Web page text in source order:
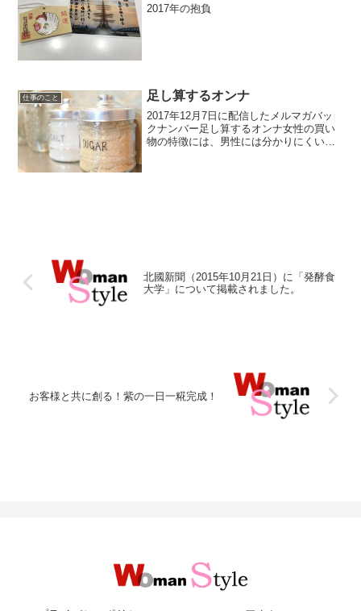
2017年の抱負
仕事のこと 足し算するオンナ
2017年12月7日に配信したメルマガバッ
クナンバー足し算するオンナ女性の買い
物の特徴には、男性には分かりにくい
北國新聞（2015年10月21日）に「発酵食
大学」について掲載されました。
お客様と共に創る！紫の一日一糀完成！